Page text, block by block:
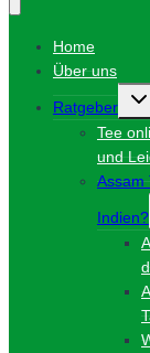
Home
Über uns
Ratgeber
Tee
und
Assam
Indien?